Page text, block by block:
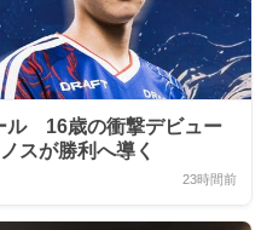
ル 16歳の衝撃デビュー
スが勝利へ導く
23時間前